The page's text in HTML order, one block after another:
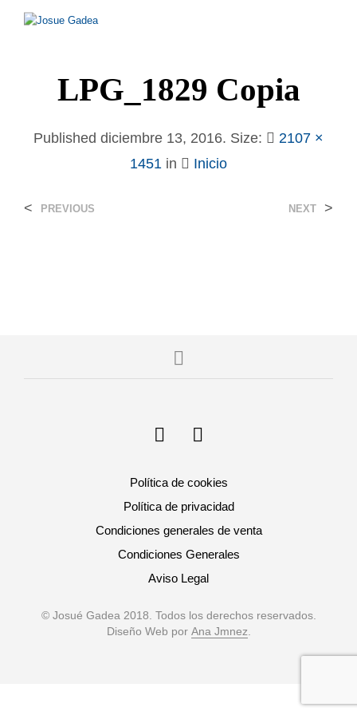
LPG_1829 Copia
Published diciembre 13, 2016. Size:
2107 ×
1451 in Inicio
< PREVIOUS NEXT >
Política de cookies
Política de privacidad
Condiciones generales de venta
Condiciones Generales
Aviso Legal
© Josué Gadea 2018. Todos los derechos reservados.
Diseño Web por Ana Jmnez